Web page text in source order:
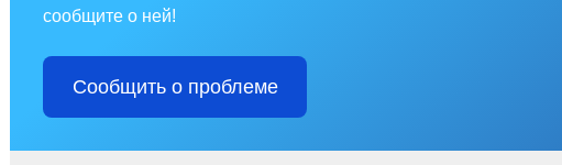
сообщите о ней!
Сообщить о проблеме